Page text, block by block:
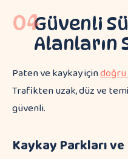
04Güvenli
Alanların
Paten ve kaykay içindoğru
Trafikten uzak, düz ve
güvenli.
Kaykay Parkları